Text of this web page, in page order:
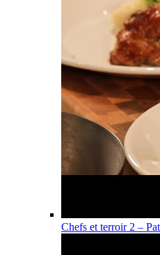
Chefs et terroir 2 –